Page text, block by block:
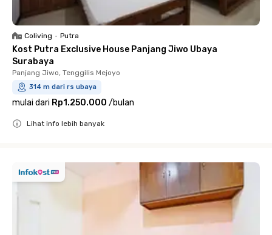
Coliving • Putra
Kost Putra Exclusive House Panjang Jiwo Ubaya
Surabaya
Panjang Jiwo, Tenggilis Mejoyo
314 m dari rs ubaya
mulai dari Rp1.250.000 /bulan
Lihat info lebih banyak